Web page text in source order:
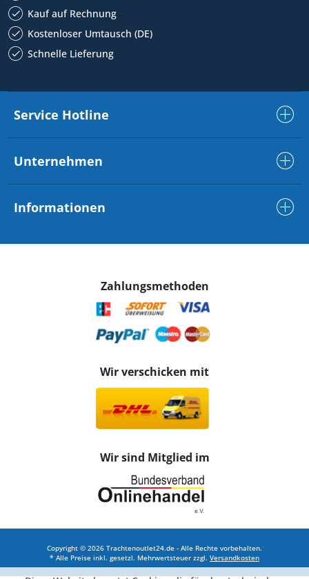
Kauf auf Rechnung
Kostenloser Umtausch (DE)
Schnelle Lieferung
Service Hotline
Unternehmen
Informationen
Zahlungsmethoden
Wir verschicken mit
Wir sind Mitglied im
Copyright © 2026 Trachtenoutlet24.de - Alle Rechte vorbehalten.
* Alle Preise inkl. gesetzl. Mehrwertsteuer zzgl. Versandkosten